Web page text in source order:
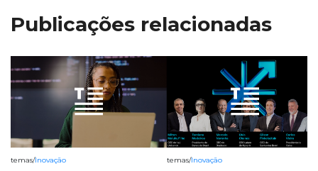
Publicações relacionadas
temas/Inovação temas/Inovação